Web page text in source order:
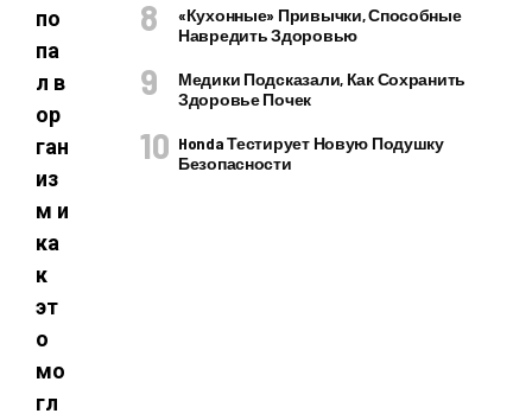
по
па
л в
ор
ган
из
м и
ка
к
эт
о
мо
гл
«Кухонные» Привычки, Способные
Навредить Здоровью
Медики Подсказали, Как Сохранить
Здоровье Почек
Honda Тестирует Новую Подушку
Безопасности